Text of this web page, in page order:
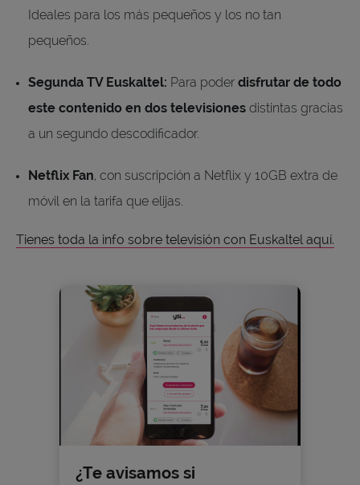
Ideales para los más pequeños y los no tan
pequeños.
Segunda TV Euskaltel: Para poder disfrutar de todo
este contenido en dos televisiones distintas gracias
a un segundo descodificador.
Netflix Fan, con suscripción a Netflix y 10GB extra de
móvil en la tarifa que elijas.
Tienes toda la info sobre televisión con Euskaltel aquí.
¿Te avisamos si